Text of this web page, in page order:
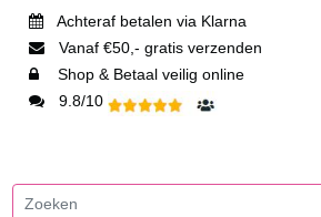
Achteraf betalen via Klarna
Vanaf €50,- gratis verzenden
Shop & Betaal veilig online
9.8/10